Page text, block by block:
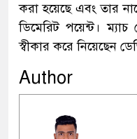
করা হয়েছে এবং তার
ডিমেরিট পয়েন্ট।
স্বীকার করে নিয়েছেন
Author